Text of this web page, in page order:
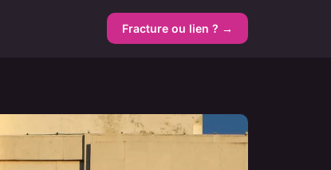
Fracture ou lien ? →